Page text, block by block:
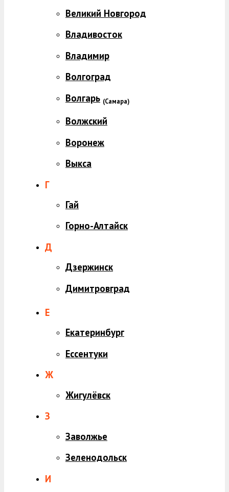
Великий Новгород
Владивосток
Владимир
Волгоград
Волгарь (Самара)
Волжский
Воронеж
Выкса
Г
Гай
Горно-Алтайск
Д
Дзержинск
Димитровград
Е
Екатеринбург
Ессентуки
Ж
Жигулёвск
З
Заволжье
Зеленодольск
И